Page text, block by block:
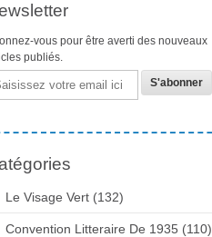
vous pour être averti des nouveaux
publiés.
Le Visage Vert (132)
Convention Litteraire De 1935 (110)